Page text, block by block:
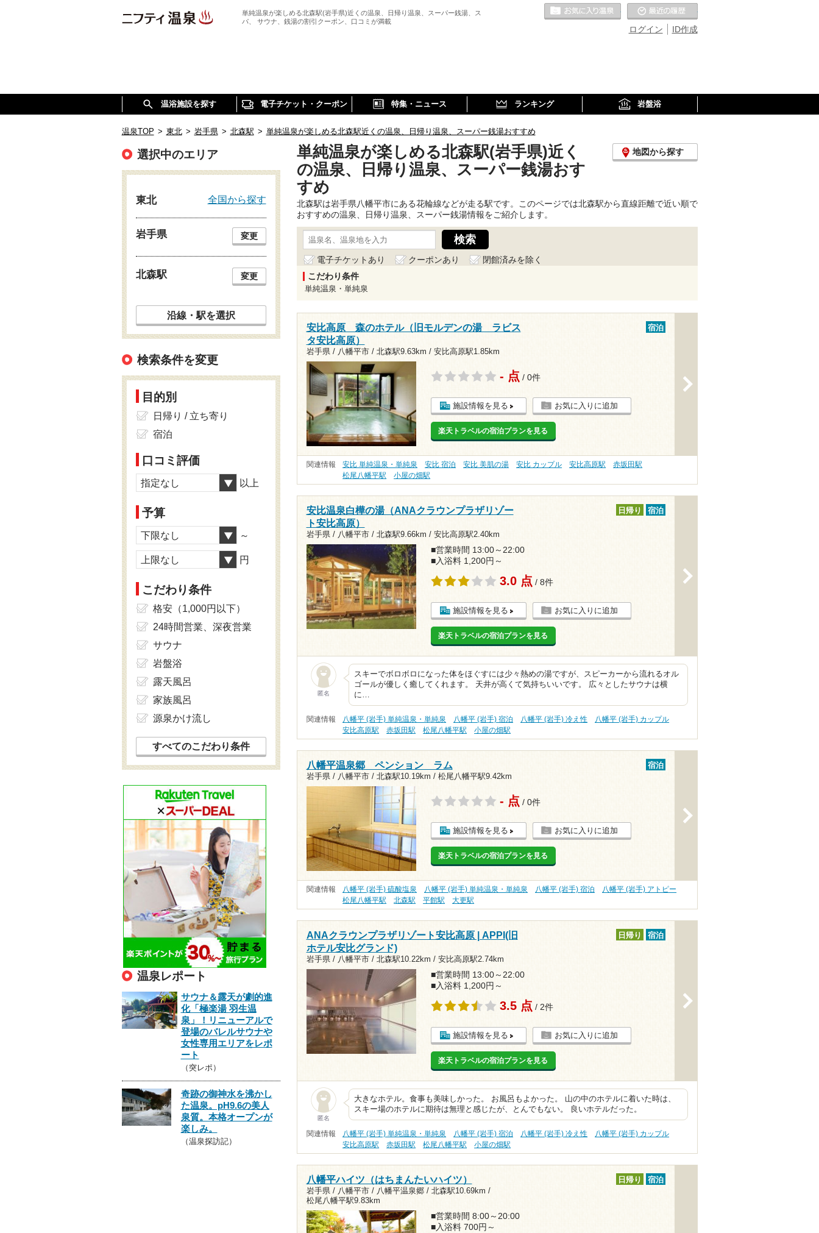
単純温泉が楽しめる北森駅(岩手県)近くの温泉、日帰り温泉、スーパー銭湯、ス
パ、 サウナ、銭湯の割引クーポン、口コミが満載
ID作成
ログイン
お気に入りの温泉
温浴施設を探す 電子チケット・クーポン 特集・ニュース ランキング 岩盤浴
温泉TOP > 東北 > 岩手県 > 北森駅 > 単純温泉が楽しめる北森駅近くの温泉、日帰り温泉、スーパー銭湯おすすめ
単純温泉が楽しめる北森駅(岩手県)近く
の温泉、日帰り温泉、スーパー銭湯おす
すめ
地図から探す
北森駅は岩手県八幡平市にある花輪線などが走る駅です。このページでは北森駅から直線距離で近い順で
おすすめの温泉、日帰り温泉、スーパー銭湯情報をご紹介します。
電子チケットあり クーポンあり
閉館済みを除く
こだわり条件
単純温泉・単純泉
安比高原 森のホテル（旧モルデンの湯 ラビス
タ安比高原）
岩手県 / 八幡平市 / 北森駅9.63km / 安比高原駅1.85km
宿泊
- 点 / 0件
施設情報を見る お気に入りに追加
楽天トラベルの宿泊プランを見る
関連情報 安比 単純温泉・単純泉 安比 宿泊 安比 美肌の湯 安比 カップル 安比高原駅
赤坂田駅
松尾八幡平駅
小屋の畑駅
安比温泉白樺の湯（ANAクラウンプラザリゾー
ト安比高原）
岩手県 / 八幡平市 / 北森駅9.66km / 安比高原駅2.40km
日帰り 宿泊
■営業時間 13:00～22:00
■入浴料 1,200円～
3.0 点 / 8件
施設情報を見る お気に入りに追加
楽天トラベルの宿泊プランを見る
匿名
スキーでボロボロになった体をほぐすには少々熱めの湯ですが、スピーカーから流れるオル
ゴールが優しく癒してくれます。 天井が高くて気持ちいいです。 広々としたサウナは横
に…
関連情報 八幡平 (岩手) 単純温泉・単純泉 八幡平 (岩手) 宿泊 八幡平 (岩手) 冷え性
八幡平 (岩手) カップル
安比高原駅
赤坂田駅 松尾八幡平駅 小屋の畑駅
八幡平温泉郷 ペンション ラム
岩手県 / 八幡平市 / 北森駅10.19km / 松尾八幡平駅9.42km
宿泊
- 点 / 0件
施設情報を見る お気に入りに追加
楽天トラベルの宿泊プランを見る
関連情報 八幡平 (岩手) 硫酸塩泉 八幡平 (岩手) 単純温泉・単純泉 八幡平 (岩手) 宿泊
八幡平 (岩手) アトピー
松尾八幡平駅
北森駅 平館駅 大更駅
ANAクラウンプラザリゾート安比高原 | APPI(旧
ホテル安比グランド)
岩手県 / 八幡平市 / 北森駅10.22km / 安比高原駅2.74km
日帰り 宿泊
■営業時間 13:00～22:00
■入浴料 1,200円～
3.5 点 / 2件
施設情報を見る お気に入りに追加
楽天トラベルの宿泊プランを見る
匿名
大きなホテル。食事も美味しかった。 お風呂もよかった。 山の中のホテルに着いた時は、
スキー場のホテルに期待は無理と感じたが、とんでもない。 良いホテルだった。
関連情報 八幡平 (岩手) 単純温泉・単純泉 八幡平 (岩手) 宿泊 八幡平 (岩手) 冷え性
八幡平 (岩手) カップル
安比高原駅
赤坂田駅 松尾八幡平駅 小屋の畑駅
八幡平ハイツ（はちまんたいハイツ）
岩手県 / 八幡平市 / 八幡平温泉郷 / 北森駅10.69km /
松尾八幡平駅9.83km
日帰り 宿泊
■営業時間 8:00～20:00
■入浴料 700円～
選択中のエリア
東北 全国から探す
岩手県 変更
北森駅 変更
沿線・駅を選択
検索条件を変更
目的別
日帰り / 立ち寄り
宿泊
口コミ評価
指定なし 以上
予算
下限なし ～
上限なし 円
こだわり条件
格安（1,000円以下）
24時間営業、深夜営業
サウナ
岩盤浴
露天風呂
家族風呂
源泉かけ流し
すべてのこだわり条件
温泉レポート
サウナ＆露天が劇的進
化「極楽湯 羽生温
泉」！リニューアルで
登場のバレルサウナや
女性専用エリアをレポ
ート
（突レポ）
奇跡の御神水を沸かし
た温泉。pH9.6の美人
泉質。本格オープンが
楽しみ。
（温泉探訪記）